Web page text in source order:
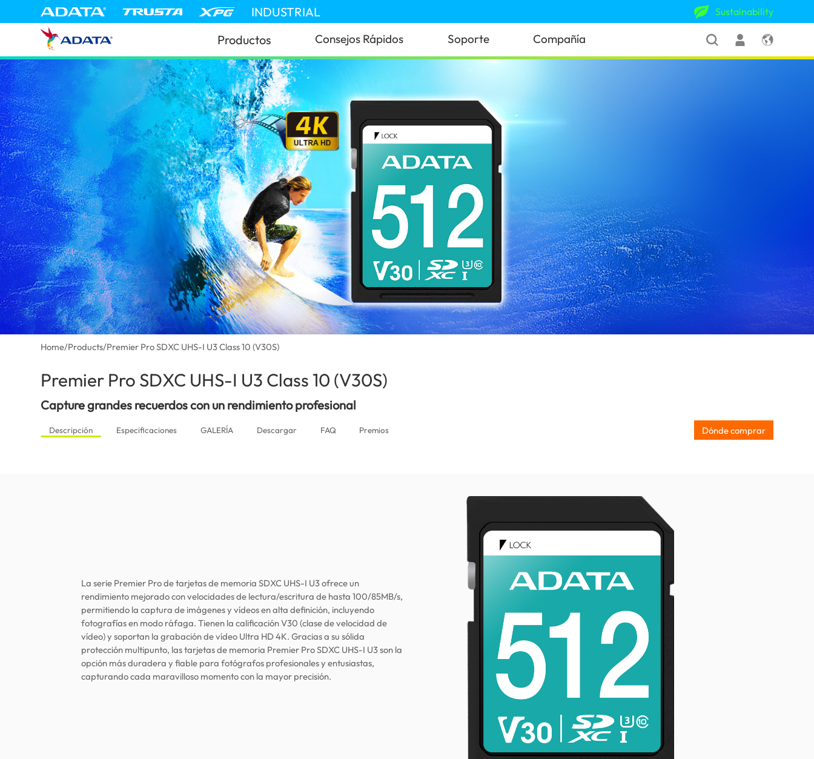
INDUSTRIAL Sustainability
Productos Consejos Rápidos Soporte Compañía
Home/Products/Premier Pro SDXC UHS-I U3 Class 10 (V30S)
Premier Pro SDXC UHS-I U3 Class 10 (V30S)
Capture grandes recuerdos con un rendimiento profesional
Descripción Especificaciones GALERÍA Descargar FAQ Premios Dónde comprar
La serie Premier Pro de tarjetas de memoria SDXC UHS-I U3 ofrece un
rendimiento mejorado con velocidades de lectura/escritura de hasta 100/85MB/s,
permitiendo la captura de imágenes y vídeos en alta definición, incluyendo
fotografías en modo ráfaga. Tienen la calificación V30 (clase de velocidad de
vídeo) y soportan la grabación de vídeo Ultra HD 4K. Gracias a su sólida
protección multipunto, las tarjetas de memoria Premier Pro SDXC UHS-I U3 son la
opción más duradera y fiable para fotógrafos profesionales y entusiastas,
capturando cada maravilloso momento con la mayor precisión.